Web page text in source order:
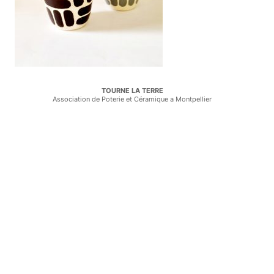
TOURNE LA TERRE
Association de Poterie et Céramique a Montpellier